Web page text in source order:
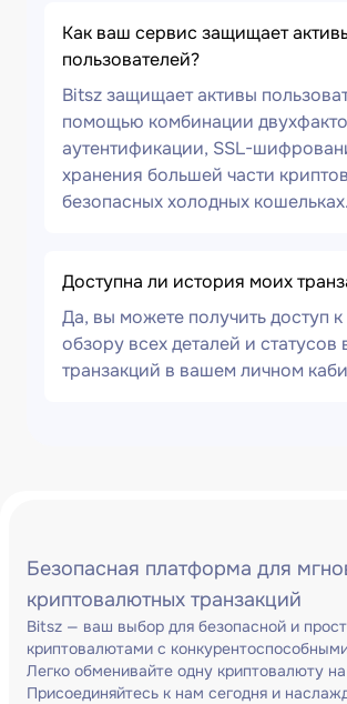
Как ваш сервис защищает
пользователей?
Bitsz защищает активы
помощью комбинации
аутентификации, SSL-
хранения большей части
безопасных холодных кошельках.
Доступна ли история моих
Да, вы можете получить доступ
обзору всех деталей и статусов
транзакций в вашем личном
Безопасная платформа для
криптовалютных транзакций
Bitsz — ваш выбор для безопасной и
криптовалютами с
Легко обменивайте одну криптовалюту
Присоединяйтесь к нам сегодня и